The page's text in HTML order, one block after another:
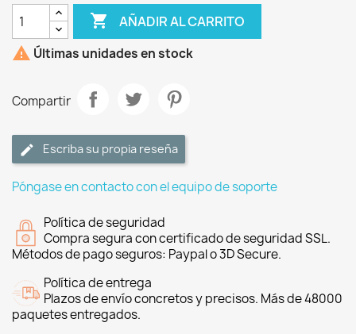
 AÑADIR AL CARRITO
 Últimas unidades en stock
Compartir
Escriba su propia reseña
Póngase en contacto con el equipo de soporte
Política de seguridad
Compra segura con certificado de seguridad SSL.
Métodos de pago seguros: Paypal o 3D Secure.
Política de entrega
Plazos de envío concretos y precisos. Más de 48000
paquetes entregados.